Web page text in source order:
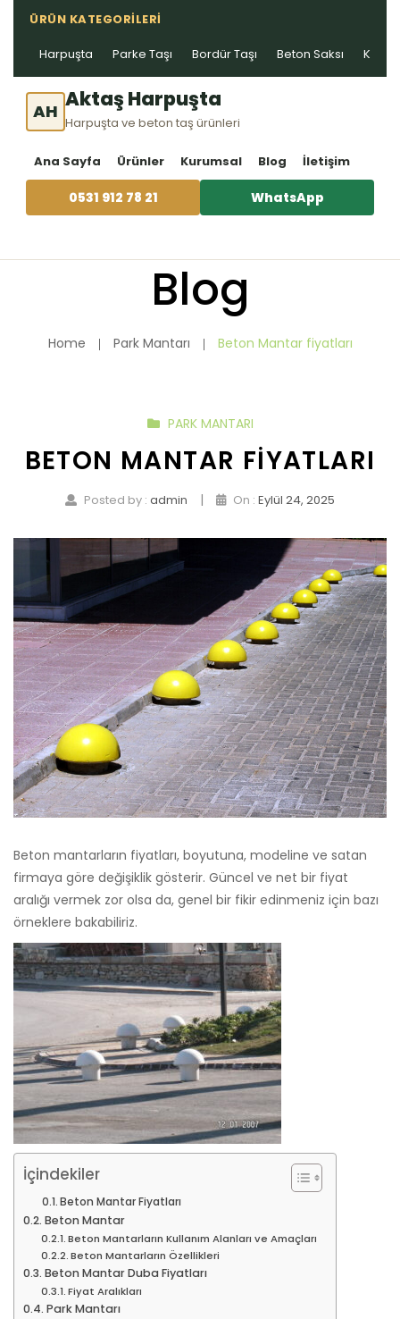
ÜRÜN KATEGORILERI
Harpuşta Parke Taşı Bordür Taşı Beton Saksı Kablo
AH Aktaş Harpuşta
Harpuşta ve beton taş ürünleri
Ana Sayfa Ürünler Kurumsal Blog İletişim
0531 912 78 21 WhatsApp
Blog
Home Park Mantarı Beton Mantar fiyatları
PARK MANTARI
BETON MANTAR FIYATLARI
Posted by : admin | On : Eylül 24, 2025
Beton mantarların fiyatları, boyutuna, modeline ve satan
firmaya göre değişiklik gösterir. Güncel ve net bir fiyat
aralığı vermek zor olsa da, genel bir fikir edinmeniz için bazı
örneklere bakabiliriz.
İçindekiler
Beton Mantar Fiyatları
Beton Mantar
Beton Mantarların Kullanım Alanları ve Amaçları
Beton Mantarların Özellikleri
Beton Mantar Duba Fiyatları
Fiyat Aralıkları
Park Mantarı